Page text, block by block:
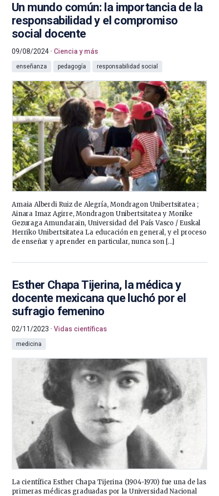
Un mundo común: la importancia de la
responsabilidad y el compromiso
social docente
09/08/2024 Ciencia y más
enseñanza pedagogía responsabilidad social
Amaia Alberdi Ruiz de Alegría, Mondragon Unibertsitatea ;
Ainara Imaz Agirre, Mondragon Unibertsitatea y Monike
Gezuraga Amundarain, Universidad del País Vasco / Euskal
Herriko Unibertsitatea La educación en general, y el proceso
de enseñar y aprender en particular, nunca son […]
Esther Chapa Tijerina, la médica y
docente mexicana que luchó por el
sufragio femenino
02/11/2023 Vidas científicas
medicina
La científica Esther Chapa Tijerina (1904-1970) fue una de las
primeras médicas graduadas por la Universidad Nacional